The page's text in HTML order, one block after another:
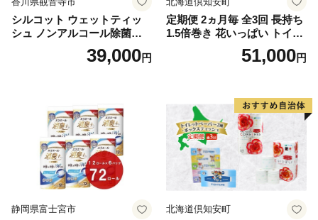
シルコット ウェットティッ
シュ ノンアルコール除菌詰
替（43枚×3P）×24袋 日用品
おもちゃ 拭き取り 手拭き 外
39,000円
定期便 2ヵ月毎 全3回 長持ち
1.5倍巻き 花いっぱい トイレ
ットペーパー ダブル 45ｍ 計
72ロール 全18種 花柄 プリン
ー 消耗品 備蓄 送料無料 北海
道 倶知安町 日用品
51,000円
静岡県富士宮市 北海道倶知安町